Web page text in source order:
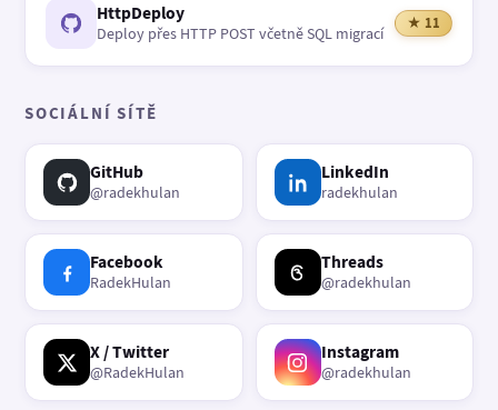
HttpDeploy
Deploy přes HTTP POST včetně SQL migrací
★ 11
SOCIÁLNÍ SÍTĚ
GitHub
@radekhulan
LinkedIn
radekhulan
Facebook
RadekHulan
Threads
@radekhulan
X / Twitter
@RadekHulan
Instagram
@radekhulan